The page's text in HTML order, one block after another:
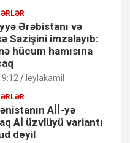
Ərəbistanı və
Sazişini imzalayıb:
hücum hamısına
leylakamil
Aİİ-yə
Aİ üzvlüyü variantı
deyil